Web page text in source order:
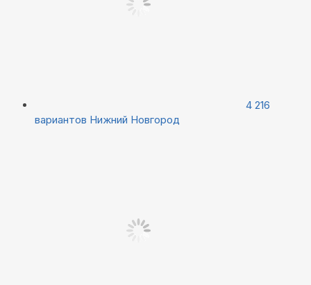
4 216
вариантов Нижний Новгород